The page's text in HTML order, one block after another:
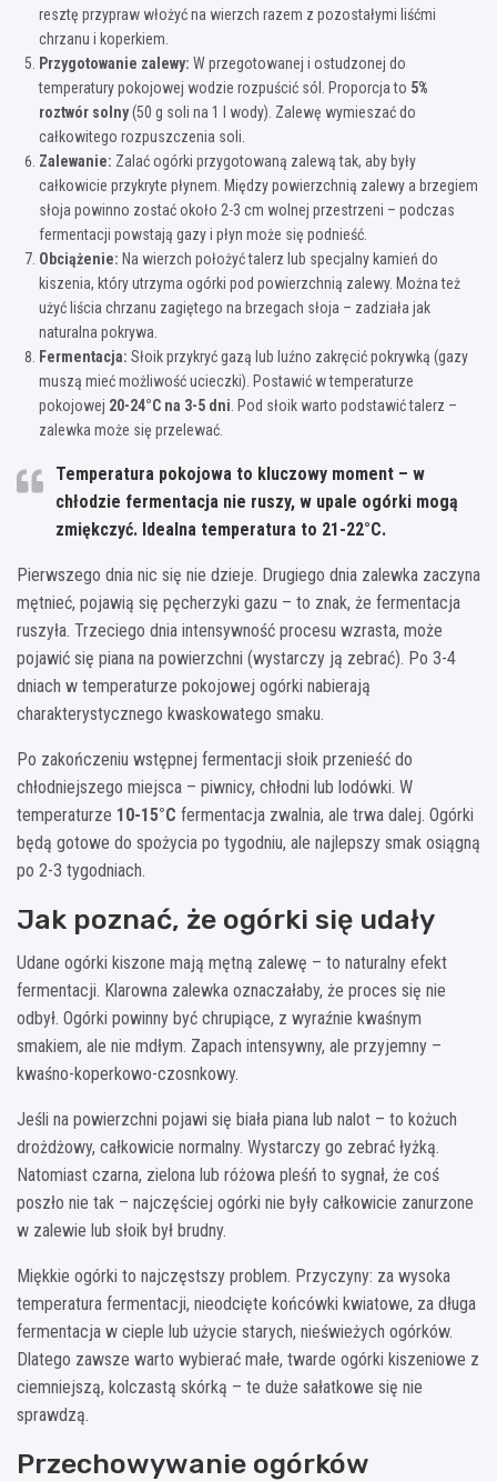
resztę przypraw włożyć na wierzch razem z pozostałymi liśćmi
chrzanu i koperkiem.
Przygotowanie zalewy: W przegotowanej i ostudzonej do
temperatury pokojowej wodzie rozpuścić sól. Proporcja to 5%
roztwór solny(50 g soli na 1 l wody). Zalewę wymieszać do
całkowitego rozpuszczenia soli.
Zalewanie: Zalać ogórki przygotowaną zalewą tak, aby były
całkowicie przykryte płynem. Między powierzchnią zalewy a brzegiem
słoja powinno zostać około 2-3 cm wolnej przestrzeni – podczas
fermentacji powstają gazy i płyn może się podnieść.
Obciążenie: Na wierzch położyć talerz lub specjalny kamień do
kiszenia, który utrzyma ogórki pod powierzchnią zalewy. Można też
użyć liścia chrzanu zagiętego na brzegach słoja – zadziała jak
naturalna pokrywa.
Fermentacja: Słoik przykryć gazą lub luźno zakręcić pokrywką (gazy
muszą mieć możliwość ucieczki). Postawić w temperaturze
pokojowej 20-24°C na 3-5 dni . Pod słoik warto podstawić talerz –
zalewka może się przelewać.
Temperatura pokojowa to kluczowy moment – w
chłodzie fermentacja nie ruszy, w upale ogórki mogą
zmiękczyć. Idealna temperatura to 21-22°C.
Pierwszego dnia nic się nie dzieje. Drugiego dnia zalewka zaczyna
mętnieć, pojawią się pęcherzyki gazu – to znak, że fermentacja
ruszyła. Trzeciego dnia intensywność procesu wzrasta, może
pojawić się piana na powierzchni (wystarczy ją zebrać). Po 3-4
dniach w temperaturze pokojowej ogórki nabierają
charakterystycznego kwaskowatego smaku.
Po zakończeniu wstępnej fermentacji słoik przenieść do
chłodniejszego miejsca – piwnicy, chłodni lub lodówki. W
temperaturze 10-15°C fermentacja zwalnia, ale trwa dalej. Ogórki
będą gotowe do spożycia po tygodniu, ale najlepszy smak osiągną
po 2-3 tygodniach.
Jak poznać, że ogórki się udały
Udane ogórki kiszone mają mętną zalewę – to naturalny efekt
fermentacji. Klarowna zalewka oznaczałaby, że proces się nie
odbył. Ogórki powinny być chrupiące, z wyraźnie kwaśnym
smakiem, ale nie mdłym. Zapach intensywny, ale przyjemny –
kwaśno-koperkowo-czosnkowy.
Jeśli na powierzchni pojawi się biała piana lub nalot – to kożuch
drożdżowy, całkowicie normalny. Wystarczy go zebrać łyżką.
Natomiast czarna, zielona lub różowa pleśń to sygnał, że coś
poszło nie tak – najczęściej ogórki nie były całkowicie zanurzone
w zalewie lub słoik był brudny.
Miękkie ogórki to najczęstszy problem. Przyczyny: za wysoka
temperatura fermentacji, nieodcięte końcówki kwiatowe, za długa
fermentacja w cieple lub użycie starych, nieświeżych ogórków.
Dlatego zawsze warto wybierać małe, twarde ogórki kiszeniowe z
ciemniejszą, kolczastą skórką – te duże sałatkowe się nie
sprawdzą.
Przechowywanie ogórków